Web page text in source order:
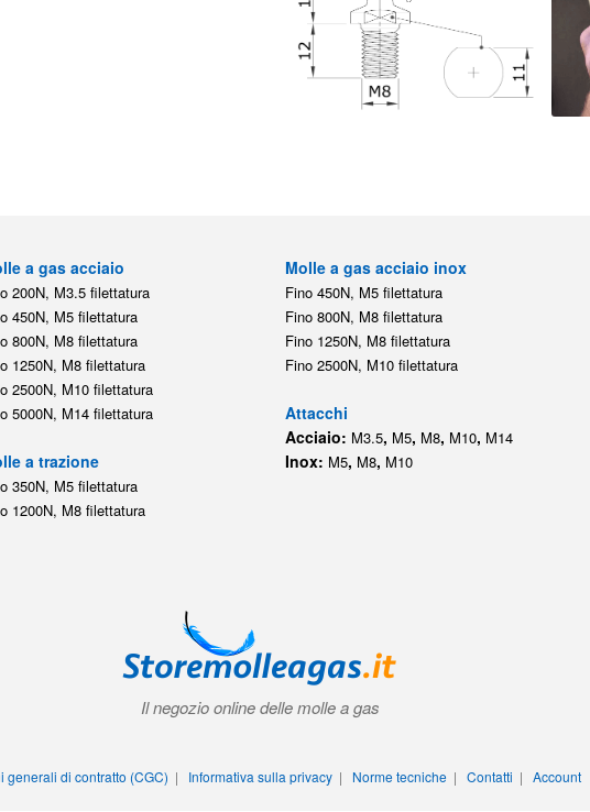
a gas acciaio
200N, M3.5 filettatura
450N, M5 filettatura
800N, M8 filettatura
1250N, M8 filettatura
2500N, M10 filettatura
5000N, M14 filettatura
a trazione
350N, M5 filettatura
1200N, M8 filettatura
Molle a gas acciaio inox
Fino 450N, M5 filettatura
Fino 800N, M8 filettatura
Fino 1250N, M8 filettatura
Fino 2500N, M10 filettatura
Attacchi
Acciaio: M3.5, M5, M8, M10, M14
Inox: M5, M8, M10
Il negozio online delle molle a gas
generali di contratto (CGC) | Informativa sulla privacy| Norme tecniche| Contatti | Account